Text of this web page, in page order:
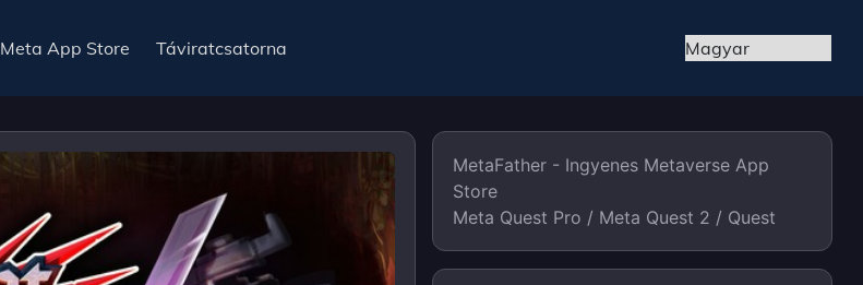
Meta App Store Táviratcsatorna
MetaFather - Ingyenes Metaverse App
Store
Meta Quest Pro / Meta Quest 2 / Quest